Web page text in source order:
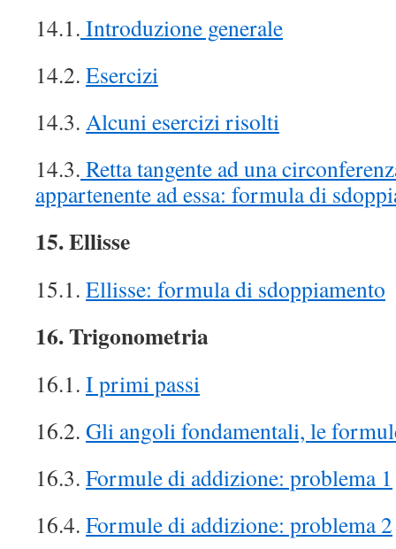
14.1. Introduzione generale
14.2. Esercizi
14.3. Alcuni esercizi risolti
14.3. Retta tangente ad una
appartenente ad essa: formula di
15. Ellisse
15.1. Ellisse: formula di sdoppiamento
16. Trigonometria
16.1. I primi passi
16.2. Gli angoli fondamentali, le
16.3. Formule di addizione: problema 1
16.4. Formule di addizione: problema 2